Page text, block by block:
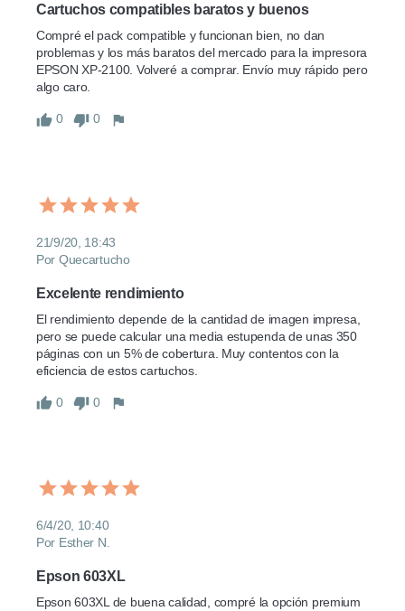
Cartuchos compatibles baratos y buenos
Compré el pack compatible y funcionan bien, no dan
problemas y los más baratos del mercado para la impresora
EPSON XP-2100. Volveré a comprar. Envío muy rápido pero
algo caro.
0 0
21/9/20, 18:43
Por Quecartucho
Excelente rendimiento
El rendimiento depende de la cantidad de imagen impresa,
pero se puede calcular una media estupenda de unas 350
páginas con un 5% de cobertura. Muy contentos con la
eficiencia de estos cartuchos.
0 0
6/4/20, 10:40
Por Esther N.
Epson 603XL
Epson 603XL de buena calidad, compré la opción premium